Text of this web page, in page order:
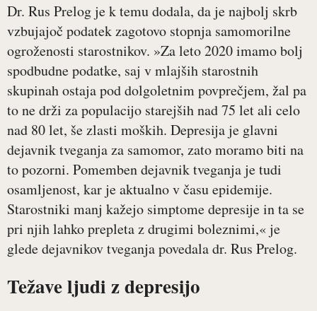
Dr. Rus Prelog je k temu dodala, da je najbolj skrb
vzbujajoč podatek zagotovo stopnja samomorilne
ogroženosti starostnikov. »Za leto 2020 imamo bolj
spodbudne podatke, saj v mlajših starostnih
skupinah ostaja pod dolgoletnim povprečjem, žal pa
to ne drži za populacijo starejših nad 75 let ali celo
nad 80 let, še zlasti moških. Depresija je glavni
dejavnik tveganja za samomor, zato moramo biti na
to pozorni. Pomemben dejavnik tveganja je tudi
osamljenost, kar je aktualno v času epidemije.
Starostniki manj kažejo simptome depresije in ta se
pri njih lahko prepleta z drugimi boleznimi,« je
glede dejavnikov tveganja povedala dr. Rus Prelog.
Težave ljudi z depresijo